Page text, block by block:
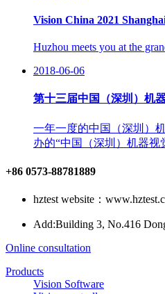
Vision China 2021
Huzhou meets you at the
2018-06-06
第十三届中国（深圳）机
一年一度的中国（深圳）
办的“中国（深圳）机器视
+86 0573-88781889
hztest website：
Add:Building 3, No.416
Online consultation
Products
Vision Software